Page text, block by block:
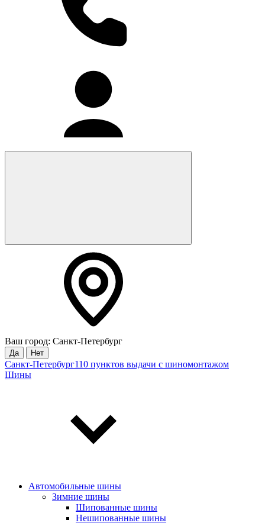
Ваш город: Санкт-Петербург
Да Нет
Санкт-Петербург110 пунктов выдачи с шиномонтажом
Шины
Автомобильные шины
Зимние шины
Шипованные шины
Нешипованные шины